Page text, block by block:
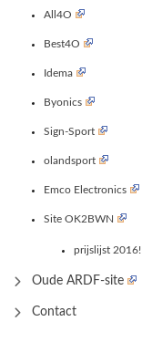
All4O
Best4O
Idema
Byonics
Sign-Sport
olandsport
Emco Electronics
Site OK2BWN
prijslijst 2016!
Oude ARDF-site
Contact